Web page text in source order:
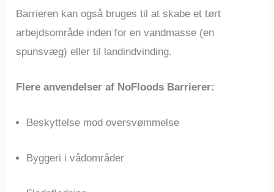
Barrieren kan også bruges til at skabe et tørt
arbejdsområde inden for en vandmasse (en
spunsvæg) eller til landindvinding.
Flere anvendelser af NoFloods Barrierer:
Beskyttelse mod oversvømmelse
Byggeri i vådområder